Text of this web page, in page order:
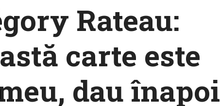
Rateau:
carte este
dau înapoi